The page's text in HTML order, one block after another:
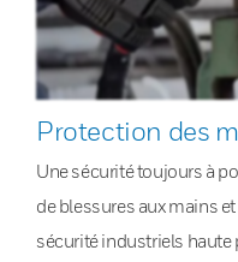
Protection des
Une sécurité toujours à
de blessures aux mains
sécurité industriels haute